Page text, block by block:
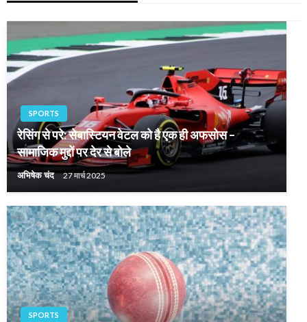
SPORTS
रेसिंग से परे: सेबास्टियन वेटल को है एक ही अफसोस –
सामाजिक मुद्दों पर देर से बोले
अभिषेक चंद 27 मार्च 2025
SPORTS